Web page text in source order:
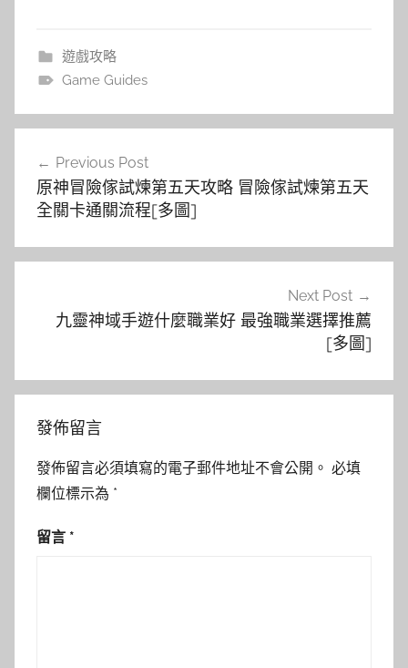
遊戲攻略
Game Guides
導
覽
Previous Post
原神冒險傢試煉第五天攻略 冒險傢試煉第五天
全關卡通關流程[多圖]
Next Post
九靈神域手遊什麼職業好 最強職業選擇推薦
[多圖]
發佈留言
發佈留言必須填寫的電子郵件地址不會公開。 必填
欄位標示為 *
留言 *